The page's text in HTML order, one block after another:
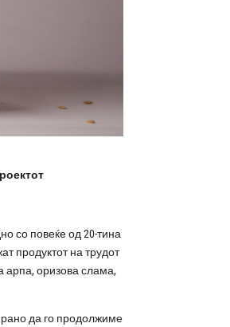
со повеќе од 20-тина
продуктот на трудот
арпа, оризова слама,
да го продолжиме